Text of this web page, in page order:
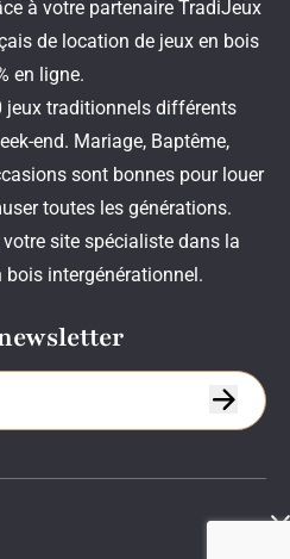
à votre partenaire TradiJeux
de location de jeux en bois
en ligne.
jeux traditionnels différents
end. Mariage, Baptême,
sont bonnes pour louer
toutes les générations.
site spécialiste dans la
bois intergénérationnel.